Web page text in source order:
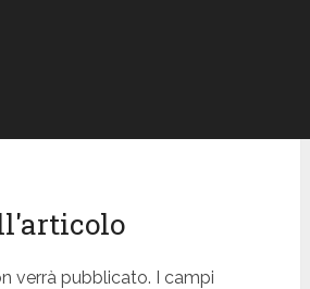
verrà pubblicato. I campi